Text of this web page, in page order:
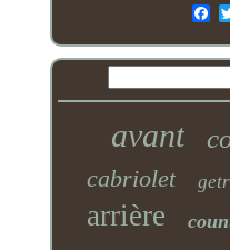
avant
cabriolet
arrière